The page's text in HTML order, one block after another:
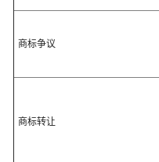
商标争议
商标转让